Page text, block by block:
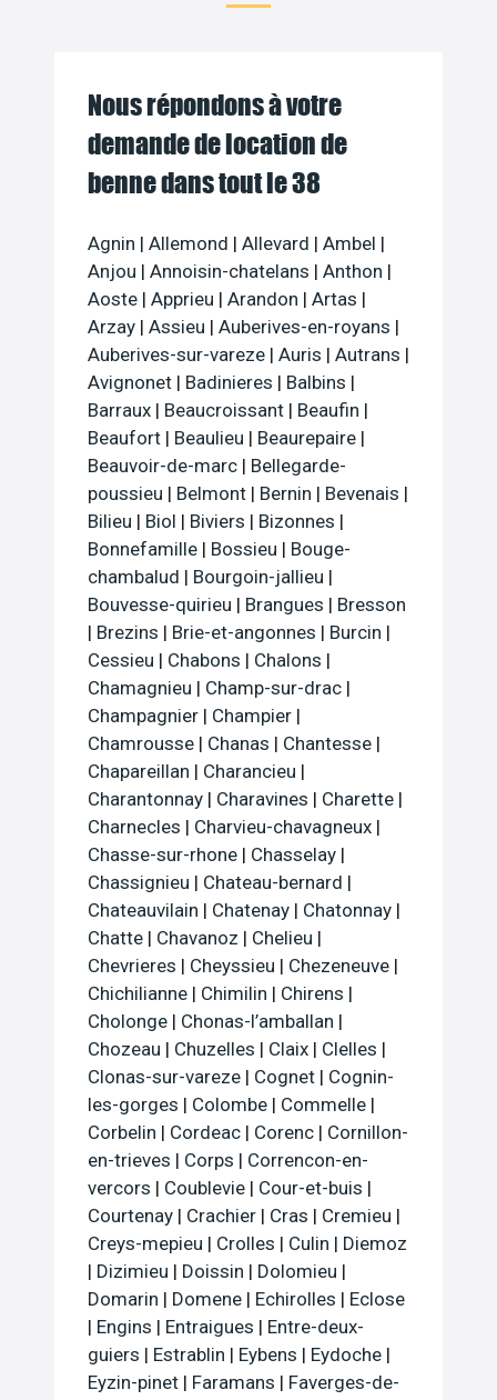
Nous répondons à votre
demande de location de
benne dans tout le 38
Agnin | Allemond | Allevard | Ambel |
Anjou | Annoisin-chatelans | Anthon |
Aoste | Apprieu | Arandon | Artas |
Arzay | Assieu | Auberives-en-royans |
Auberives-sur-vareze | Auris | Autrans |
Avignonet | Badinieres | Balbins |
Barraux | Beaucroissant | Beaufin |
Beaufort | Beaulieu | Beaurepaire |
Beauvoir-de-marc | Bellegarde-
poussieu | Belmont | Bernin | Bevenais |
Bilieu | Biol | Biviers | Bizonnes |
Bonnefamille | Bossieu | Bouge-
chambalud | Bourgoin-jallieu |
Bouvesse-quirieu | Brangues | Bresson
| Brezins | Brie-et-angonnes | Burcin |
Cessieu | Chabons | Chalons |
Chamagnieu | Champ-sur-drac |
Champagnier | Champier |
Chamrousse | Chanas | Chantesse |
Chapareillan | Charancieu |
Charantonnay | Charavines | Charette |
Charnecles | Charvieu-chavagneux |
Chasse-sur-rhone | Chasselay |
Chassignieu | Chateau-bernard |
Chateauvilain | Chatenay | Chatonnay |
Chatte | Chavanoz | Chelieu |
Chevrieres | Cheyssieu | Chezeneuve |
Chichilianne | Chimilin | Chirens |
Cholonge | Chonas-l’amballan |
Chozeau | Chuzelles | Claix | Clelles |
Clonas-sur-vareze | Cognet | Cognin-
les-gorges | Colombe | Commelle |
Corbelin | Cordeac | Corenc | Cornillon-
en-trieves | Corps | Correncon-en-
vercors | Coublevie | Cour-et-buis |
Courtenay | Crachier | Cras | Cremieu |
Creys-mepieu | Crolles | Culin | Diemoz
| Dizimieu | Doissin | Dolomieu |
Domarin | Domene | Echirolles | Eclose
| Engins | Entraigues | Entre-deux-
guiers | Estrablin | Eybens | Eydoche |
Eyzin-pinet | Faramans | Faverges-de-